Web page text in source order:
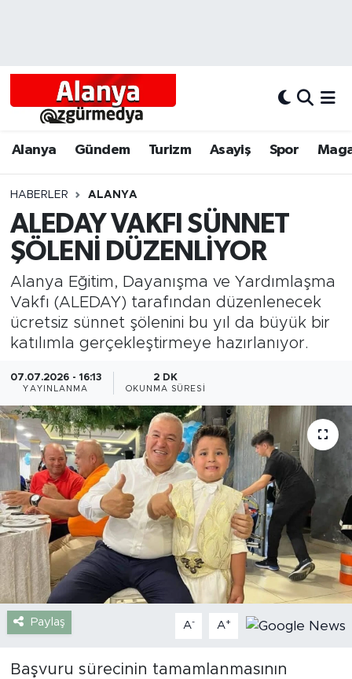
Alanya Gündem Turizm Asayiş Spor
HABERLER ALANYA
ALEDAY VAKFI SÜNNET
ŞÖLENİ DÜZENLİYOR
Alanya Eğitim, Dayanışma ve Yardımlaşma
Vakfı (ALEDAY) tarafından düzenlenecek
ücretsiz sünnet şölenini bu yıl da büyük bir
katılımla gerçekleştirmeye hazırlanıyor.
07.07.2026 - 16:13
YAYINLANMA
2 DK
OKUNMA SÜRESI
Paylaş A- A+
Başvuru sürecinin tamamlanmasının
Alanyum
Bölgesel
Dünya
Eğitim
Ekonomi
Gazipaşa
Güncel
Gündem
İnşaat-Emlak
Kültür-Sanat
Sağlık
Siyaset
Alanya Hava Durumu
Tüm Manşetler
Son Dakika Haberleri
Haber Arşivi